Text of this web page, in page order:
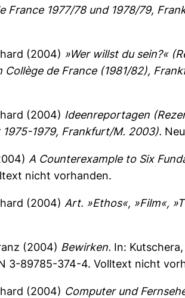
France 1977/78 und 1978/79,
(2004) »Wer willst du sein?«
Collège de France (1981/82),
(2004) Ideenreportagen
1975-1979, Frankfurt/M. 2003).
A Counterexample to Six
nicht vorhanden.
(2004) Art. »Ethos«, »Film«,
(2004) Bewirken. In:
3-89785-374-4. Volltext nicht
(2004) Computer und